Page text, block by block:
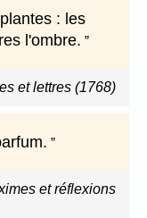
: les
l'ombre.
et lettres (1768)
et réflexions